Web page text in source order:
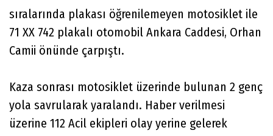
sıralarında plakası öğrenilemeyen motosiklet ile
71 XX 742 plakalı otomobil Ankara Caddesi, Orhan
Camii önünde çarpıştı.
Kaza sonrası motosiklet üzerinde bulunan 2 genç
yola savrularak yaralandı. Haber verilmesi
üzerine 112 Acil ekipleri olay yerine gelerek